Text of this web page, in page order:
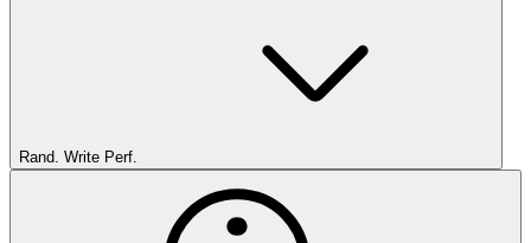
Rand. Write Perf.